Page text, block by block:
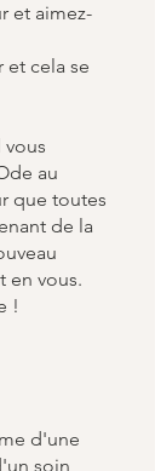
et aimez-
et cela se
vous
au
que toutes
de la
en vous.
!
d'une
soin